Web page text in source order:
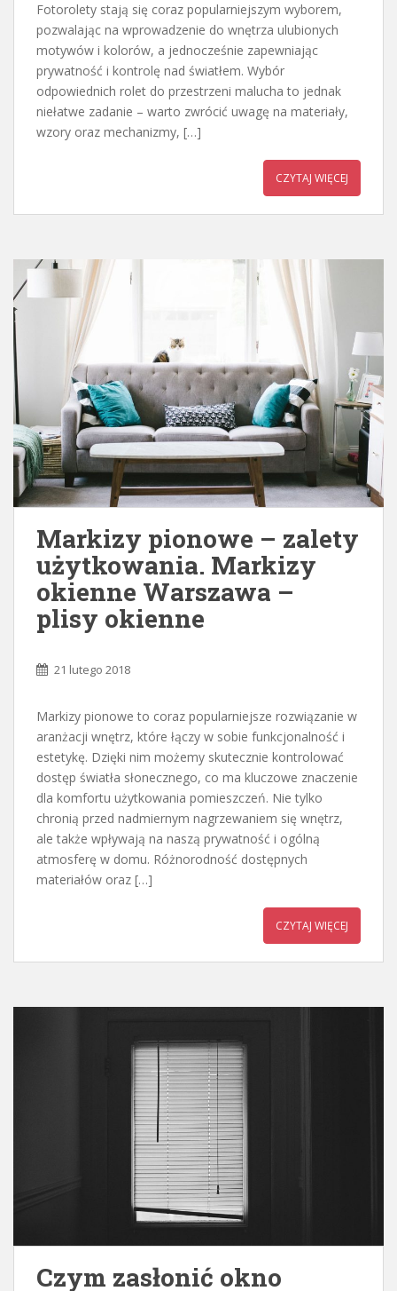
Fotorolety stają się coraz popularniejszym wyborem,
pozwalając na wprowadzenie do wnętrza ulubionych
motywów i kolorów, a jednocześnie zapewniając
prywatność i kontrolę nad światłem. Wybór
odpowiednich rolet do przestrzeni malucha to jednak
niełatwe zadanie – warto zwrócić uwagę na materiały,
wzory oraz mechanizmy, […]
CZYTAJ WIĘCEJ
Markizy pionowe – zalety
użytkowania. Markizy
okienne Warszawa –
plisy okienne
21 lutego 2018
Markizy pionowe to coraz popularniejsze rozwiązanie w
aranżacji wnętrz, które łączy w sobie funkcjonalność i
estetykę. Dzięki nim możemy skutecznie kontrolować
dostęp światła słonecznego, co ma kluczowe znaczenie
dla komfortu użytkowania pomieszczeń. Nie tylko
chronią przed nadmiernym nagrzewaniem się wnętrz,
ale także wpływają na naszą prywatność i ogólną
atmosferę w domu. Różnorodność dostępnych
materiałów oraz […]
CZYTAJ WIĘCEJ
Czym zasłonić okno